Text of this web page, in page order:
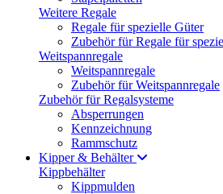
Weitere Regale
Regale für spezielle Güter
Zubehör für Regale für
Weitspannregale
Weitspannregale
Zubehör für Weitspannregale
Zubehör für Regalsysteme
Absperrungen
Kennzeichnung
Rammschutz
Kipper & Behälter
Kippbehälter
Kippmulden